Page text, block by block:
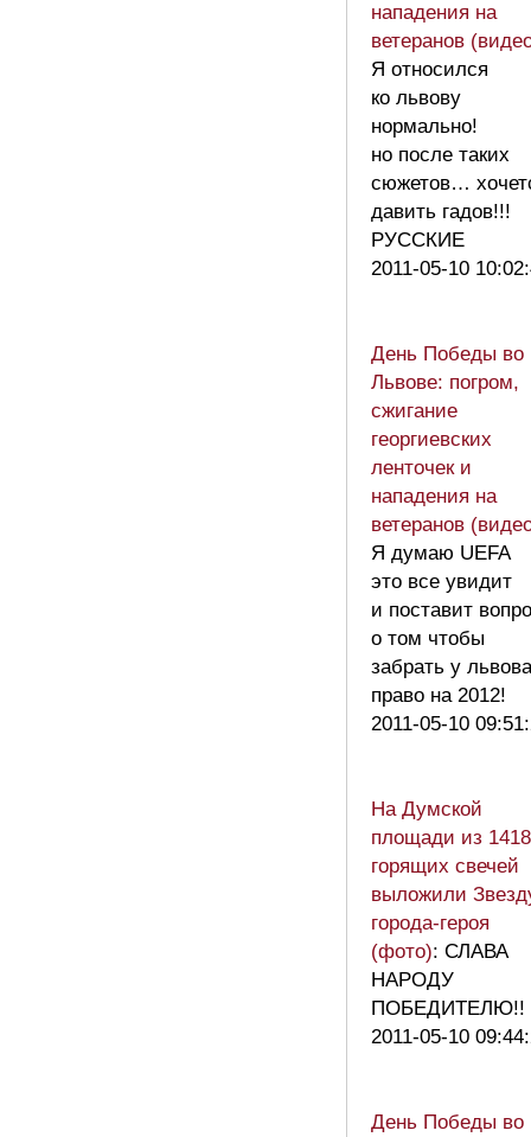
нападения на
ветеранов
Я относился
ко львову
нормально!
но после таких
сюжетов…
давить гадов!!!
РУССКИЕ
2011-05-10
День Победы во
Львове: погром,
сжигание
георгиевских
ленточек и
нападения на
ветеранов
Я думаю UEFA
это все увидит
и поставит
о том чтобы
забрать у львова
право на 2012!
2011-05-10
На Думской
площади из 1418
горящих свечей
выложили
города-героя
(фото): СЛАВА
НАРОДУ
ПОБЕДИТЕЛЮ!!
2011-05-10
День Победы во